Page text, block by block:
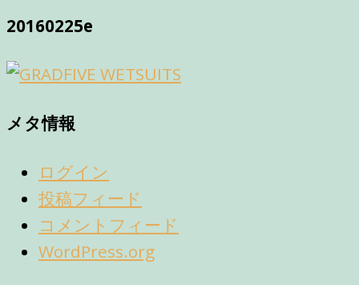
20160225e
メタ情報
ログイン
投稿フィード
コメントフィード
WordPress.org